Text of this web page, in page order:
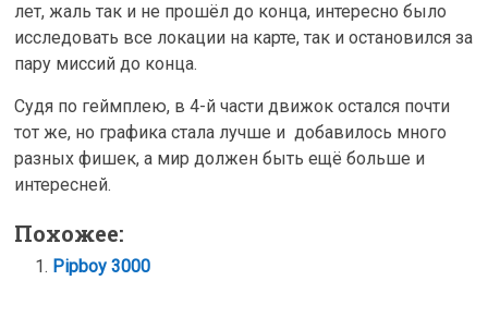
лет, жаль так и не прошёл до конца, интересно было
исследовать все локации на карте, так и остановился за
пару миссий до конца.
Судя по геймплею, в 4-й части движок остался почти
тот же, но графика стала лучше и добавилось много
разных фишек, а мир должен быть ещё больше и
интересней.
Похожее:
Pipboy 3000